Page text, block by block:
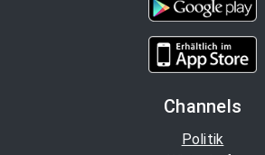
Channels
Politik